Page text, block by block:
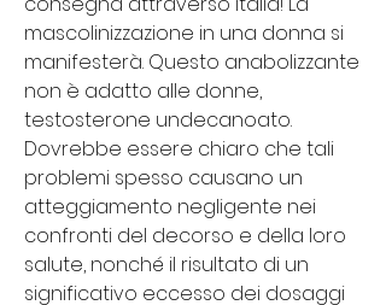
mascolinizzazione in una donna si
manifesterà. Questo anabolizzante
non è adatto alle donne,
testosterone undecanoato.
Dovrebbe essere chiaro che tali
problemi spesso causano un
atteggiamento negligente nei
confronti del decorso e della loro
salute, nonché il risultato di un
significativo eccesso dei dosaggi